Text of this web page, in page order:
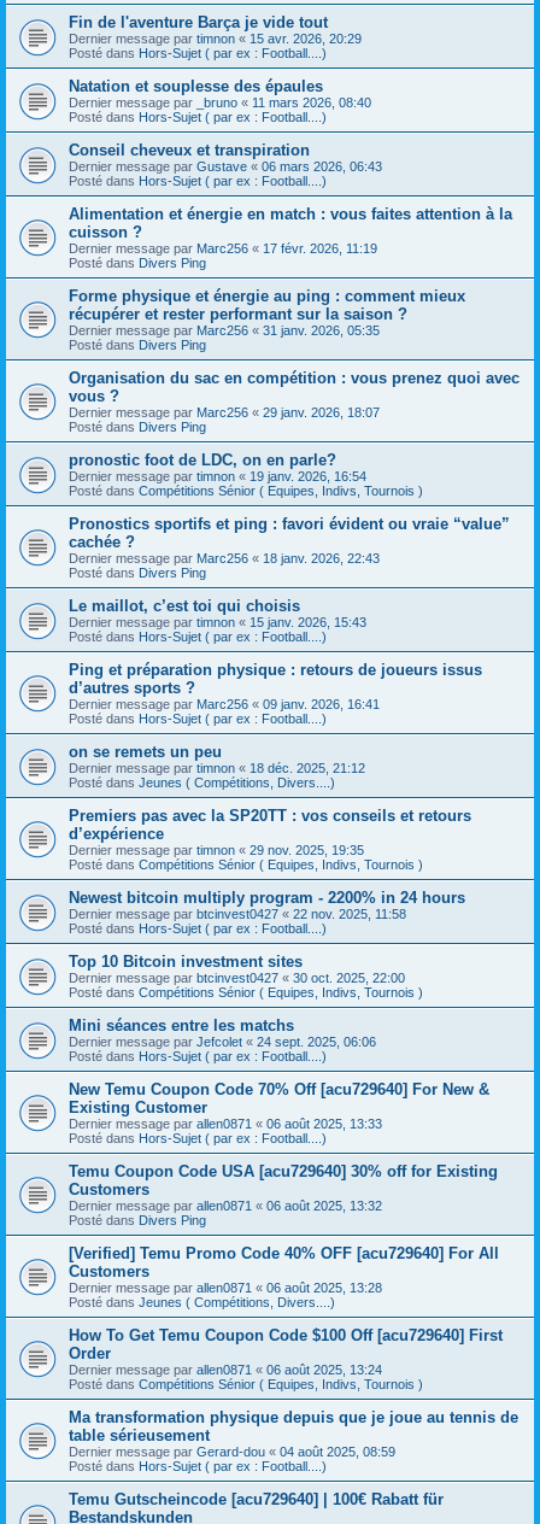
Fin de l'aventure Barça je vide tout
Dernier message par timnon « 15 avr. 2026, 20:29
Posté dans Hors-Sujet ( par ex : Football....)
Natation et souplesse des épaules
Dernier message par _bruno « 11 mars 2026, 08:40
Posté dans Hors-Sujet ( par ex : Football....)
Conseil cheveux et transpiration
Dernier message par Gustave « 06 mars 2026, 06:43
Posté dans Hors-Sujet ( par ex : Football....)
Alimentation et énergie en match : vous faites attention à la
cuisson ?
Dernier message par Marc256 « 17 févr. 2026, 11:19
Posté dans Divers Ping
Forme physique et énergie au ping : comment mieux
récupérer et rester performant sur la saison ?
Dernier message par Marc256 « 31 janv. 2026, 05:35
Posté dans Divers Ping
Organisation du sac en compétition : vous prenez quoi avec
vous ?
Dernier message par Marc256 « 29 janv. 2026, 18:07
Posté dans Divers Ping
pronostic foot de LDC, on en parle?
Dernier message par timnon « 19 janv. 2026, 16:54
Posté dans Compétitions Sénior ( Equipes, Indivs, Tournois )
Pronostics sportifs et ping : favori évident ou vraie “value”
cachée ?
Dernier message par Marc256 « 18 janv. 2026, 22:43
Posté dans Divers Ping
Le maillot, c’est toi qui choisis
Dernier message par timnon « 15 janv. 2026, 15:43
Posté dans Hors-Sujet ( par ex : Football....)
Ping et préparation physique : retours de joueurs issus
d’autres sports ?
Dernier message par Marc256 « 09 janv. 2026, 16:41
Posté dans Hors-Sujet ( par ex : Football....)
on se remets un peu
Dernier message par timnon « 18 déc. 2025, 21:12
Posté dans Jeunes ( Compétitions, Divers....)
Premiers pas avec la SP20TT : vos conseils et retours
d’expérience
Dernier message par timnon « 29 nov. 2025, 19:35
Posté dans Compétitions Sénior ( Equipes, Indivs, Tournois )
Newest bitcoin multiply program - 2200% in 24 hours
Dernier message par btcinvest0427 « 22 nov. 2025, 11:58
Posté dans Hors-Sujet ( par ex : Football....)
Top 10 Bitcoin investment sites
Dernier message par btcinvest0427 « 30 oct. 2025, 22:00
Posté dans Compétitions Sénior ( Equipes, Indivs, Tournois )
Mini séances entre les matchs
Dernier message par Jefcolet « 24 sept. 2025, 06:06
Posté dans Hors-Sujet ( par ex : Football....)
New Temu Coupon Code 70% Off [acu729640] For New &
Existing Customer
Dernier message par allen0871 « 06 août 2025, 13:33
Posté dans Hors-Sujet ( par ex : Football....)
Temu Coupon Code USA [acu729640] 30% off for Existing
Customers
Dernier message par allen0871 « 06 août 2025, 13:32
Posté dans Divers Ping
[Verified] Temu Promo Code 40% OFF [acu729640] For All
Customers
Dernier message par allen0871 « 06 août 2025, 13:28
Posté dans Jeunes ( Compétitions, Divers....)
How To Get Temu Coupon Code $100 Off [acu729640] First
Order
Dernier message par allen0871 « 06 août 2025, 13:24
Posté dans Compétitions Sénior ( Equipes, Indivs, Tournois )
Ma transformation physique depuis que je joue au tennis de
table sérieusement
Dernier message par Gerard-dou « 04 août 2025, 08:59
Posté dans Hors-Sujet ( par ex : Football....)
Temu Gutscheincode [acu729640] | 100€ Rabatt für
Bestandskunden